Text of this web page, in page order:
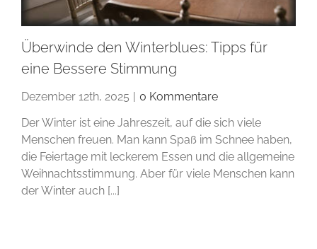
Überwinde den Winterblues: Tipps für
eine Bessere Stimmung
Dezember 12th, 2025 | 0 Kommentare
Der Winter ist eine Jahreszeit, auf die sich viele
Menschen freuen. Man kann Spaß im Schnee haben,
die Feiertage mit leckerem Essen und die allgemeine
Weihnachtsstimmung. Aber für viele Menschen kann
der Winter auch [...]